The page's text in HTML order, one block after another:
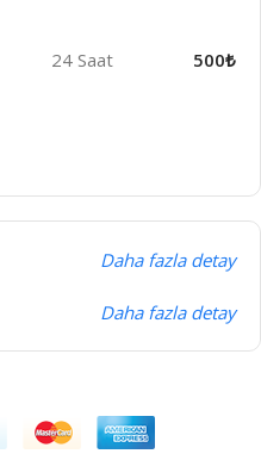
24 Saat 500₺
Daha fazla detay
Daha fazla detay